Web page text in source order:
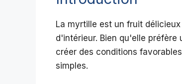
La myrtille est un fruit
d'intérieur. Bien qu'elle
créer des conditions
simples.